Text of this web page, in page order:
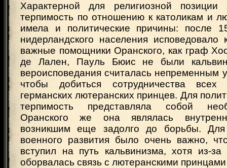
Характерной для религиозной позиции
терпимость по отношению к католикам и
имела и политические причины: после
нидерландского населения исповедовало
важные помощники Оранского, как граф
де Лален, Пауль Бюис не были
вероисповедания считалась непременным
чтобы добиться сотрудничества
германских лютеранских принцев. Для
терпимость представляла собой
Оранского же она являлась
возникшим еще задолго до борьбы. Для
военного развития было очень важно,
вступил на путь кальвинизма, хотя из-за
оборвалась связь с лютеранскими